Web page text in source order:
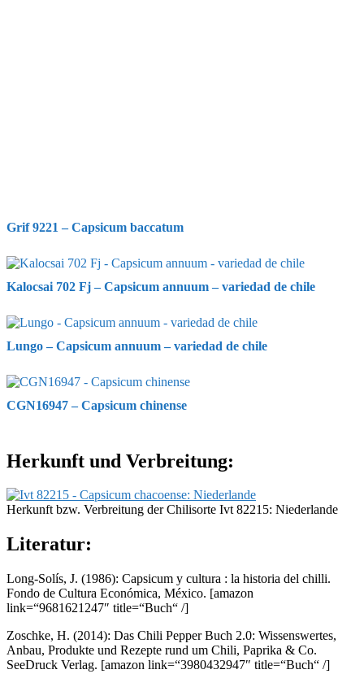
Grif 9221 – Capsicum baccatum
Kalocsai 702 Fj – Capsicum annuum – variedad de chile
Lungo – Capsicum annuum – variedad de chile
CGN16947 – Capsicum chinense
Herkunft und Verbreitung:
Herkunft bzw. Verbreitung der Chilisorte Ivt 82215: Niederlande
Literatur:
Long-Solís, J. (1986): Capsicum y cultura : la historia del chilli.
Fondo de Cultura Económica, México. [amazon
link=“9681621247″ title=“Buch“ /]
Zoschke, H. (2014): Das Chili Pepper Buch 2.0: Wissenswertes,
Anbau, Produkte und Rezepte rund um Chili, Paprika & Co.
SeeDruck Verlag. [amazon link=“3980432947″ title=“Buch“ /]